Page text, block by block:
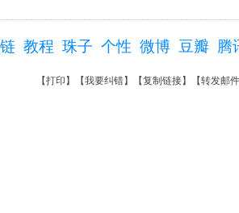
教程 珠子 个性 微博 豆瓣 腾
【打印 】【我要纠错】【复制链接】【转发邮件